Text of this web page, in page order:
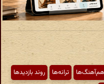
هم‌آهنگ‌ها ترانه‌ها
روند بازدیدها